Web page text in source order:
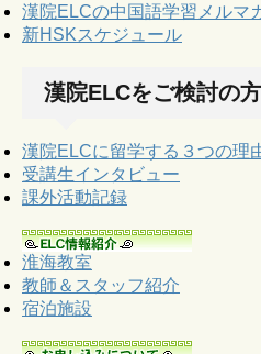
漢院ELCの中国語学習メルマ
新HSKスケジュール
漢院ELCをご検討の
漢院ELCに留学する３つの理
受講生インタビュー
課外活動記録
淮海教室
教師＆スタッフ紹介
宿泊施設